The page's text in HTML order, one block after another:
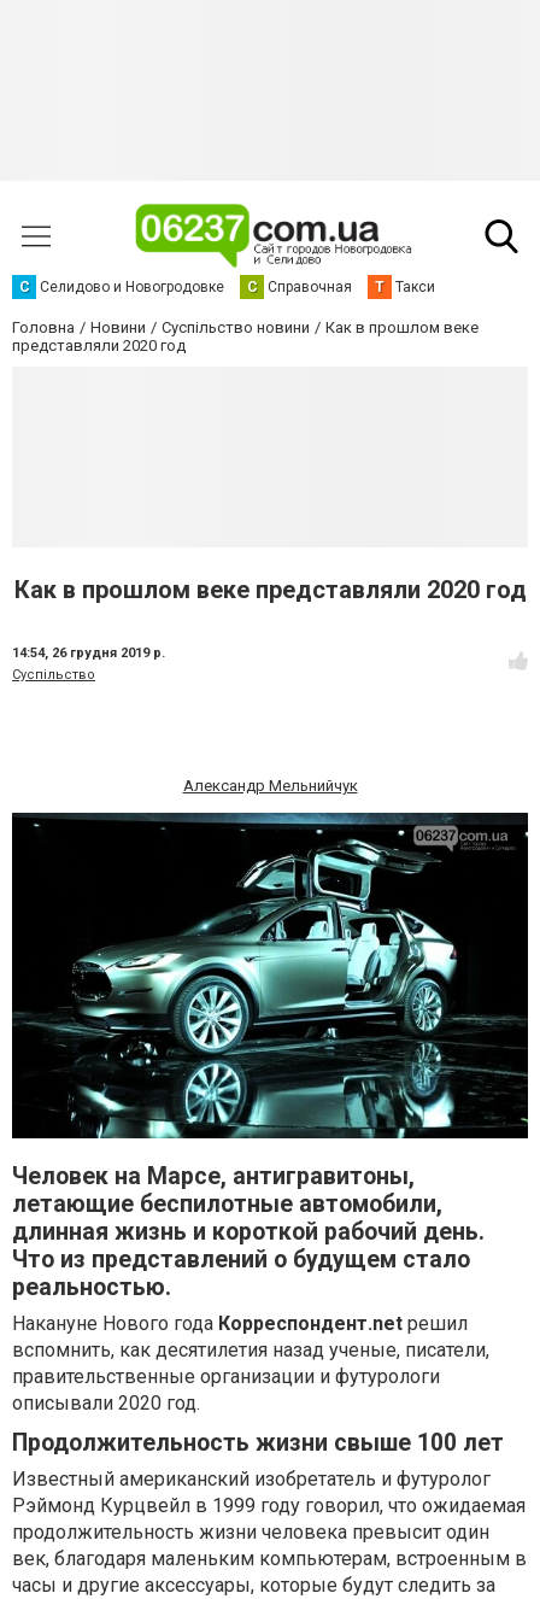
С Селидово и Новогродовке С Справочная Т Такси
Головна Новини Суспільство новини
Как в прошлом веке
представляли 2020 год
Как в прошлом веке представляли 2020 год
14:54, 26 грудня 2019 р.
Суспільство
Александр Мельнийчук
Человек на Марсе, антигравитоны,
летающие беспилотные автомобили,
длинная жизнь и короткой рабочий день.
Что из представлений о будущем стало
реальностью.
Накануне Нового года Корреспондент.net решил
вспомнить, как десятилетия назад ученые, писатели,
правительственные организации и футурологи
описывали 2020 год.
Продолжительность жизни свыше 100 лет
Известный американский изобретатель и футуролог
Рэймонд Курцвейл в 1999 году говорил, что ожидаемая
продолжительность жизни человека превысит один
век, благодаря маленьким компьютерам, встроенным в
часы и другие аксессуары, которые будут следить за